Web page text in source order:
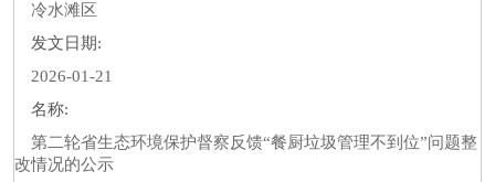
冷水滩区
发文日期:
2026-01-21
名称:
第二轮省生态环境保护督察反馈“餐厨垃圾管理不到位”问题整
改情况的公示